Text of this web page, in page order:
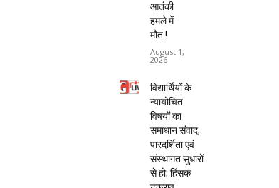
आतंकी
हमले में
मौत !
August 1,
2026
विद्यार्थियों के
न्यायोचित
विषयों का
समाधान संवाद,
पारदर्शिता एवं
संस्थागत सुधारों
से हो; हिंसक